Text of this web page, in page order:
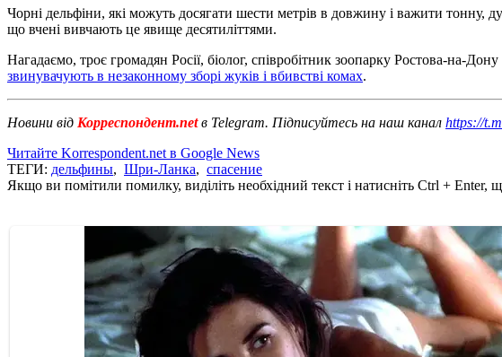
Чорні дельфіни, які можуть досягати шести метрів в довжину і важити тонну,
що вчені вивчають це явище десятиліттями.
Нагадаємо, троє громадян Росії, біолог, співробітник зоопарку Ростова-на-
звинувачують в незаконному зборі жуків і вбивстві комах.
Новини від Корреспондент.netв Telegram. Підписуйтесь на наш канал https://
Читайте Korrespondent.net в Google News
ТЕГИ: дельфины, Шри-Ланка, спасение
Якщо ви помітили помилку, виділіть необхідний текст і натисніть Ctrl + Enter,